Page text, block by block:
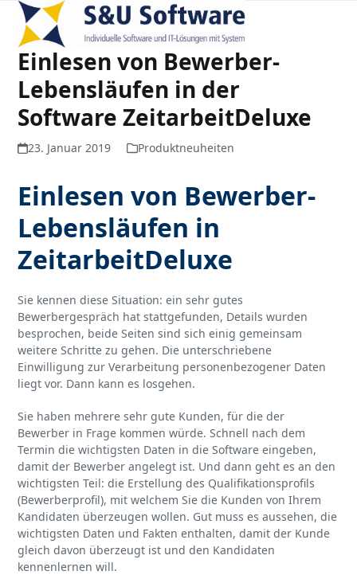
Skip
content
Open
mobile
menu
Close
mobile
menu
Einlesen von Bewerber-
Lebensläufen in der
Software ZeitarbeitDeluxe
23. Januar 2019 Produktneuheiten
Einlesen von Bewerber-
Lebensläufen in
ZeitarbeitDeluxe
Sie kennen diese Situation: ein sehr gutes
Bewerbergespräch hat stattgefunden, Details wurden
besprochen, beide Seiten sind sich einig gemeinsam
weitere Schritte zu gehen. Die unterschriebene
Einwilligung zur Verarbeitung personenbezogener Daten
liegt vor. Dann kann es losgehen.
Sie haben mehrere sehr gute Kunden, für die der
Bewerber in Frage kommen würde. Schnell nach dem
Termin die wichtigsten Daten in die Software eingeben,
damit der Bewerber angelegt ist. Und dann geht es an den
wichtigsten Teil: die Erstellung des Qualifikationsprofils
(Bewerberprofil), mit welchem Sie die Kunden von Ihrem
Kandidaten überzeugen wollen. Gut muss es aussehen, die
wichtigsten Daten und Fakten enthalten, damit der Kunde
gleich davon überzeugt ist und den Kandidaten
kennenlernen will.